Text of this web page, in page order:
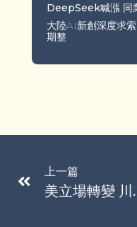
DeepSeek喊漲 同
大陸AI新創深度求
期整
上一篇
美立場轉